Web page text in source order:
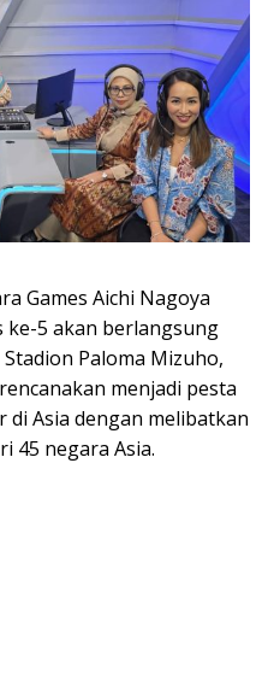
Games Aichi Nagoya
ke-5 akan berlangsung
Paloma Mizuho,
menjadi pesta
Asia dengan melibatkan
45 negara Asia.